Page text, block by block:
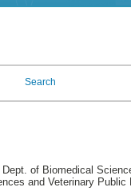
Search
of Biomedical
and Veterinary Public